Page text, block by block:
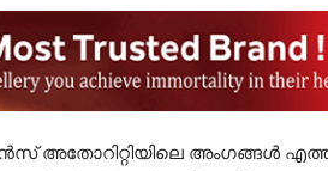
അംഗങ്ങൾ